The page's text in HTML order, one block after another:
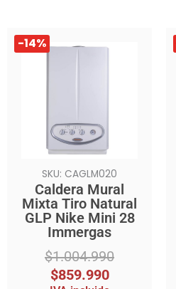
-14%
SKU: CAGLM020
Caldera Mural
Mixta Tiro Natural
GLP Nike Mini 28
Immergas
$1.004.990
El
precio
$859.990
El
precio